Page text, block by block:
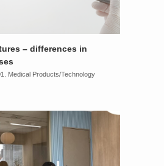
– differences in
Medical Products/Technology